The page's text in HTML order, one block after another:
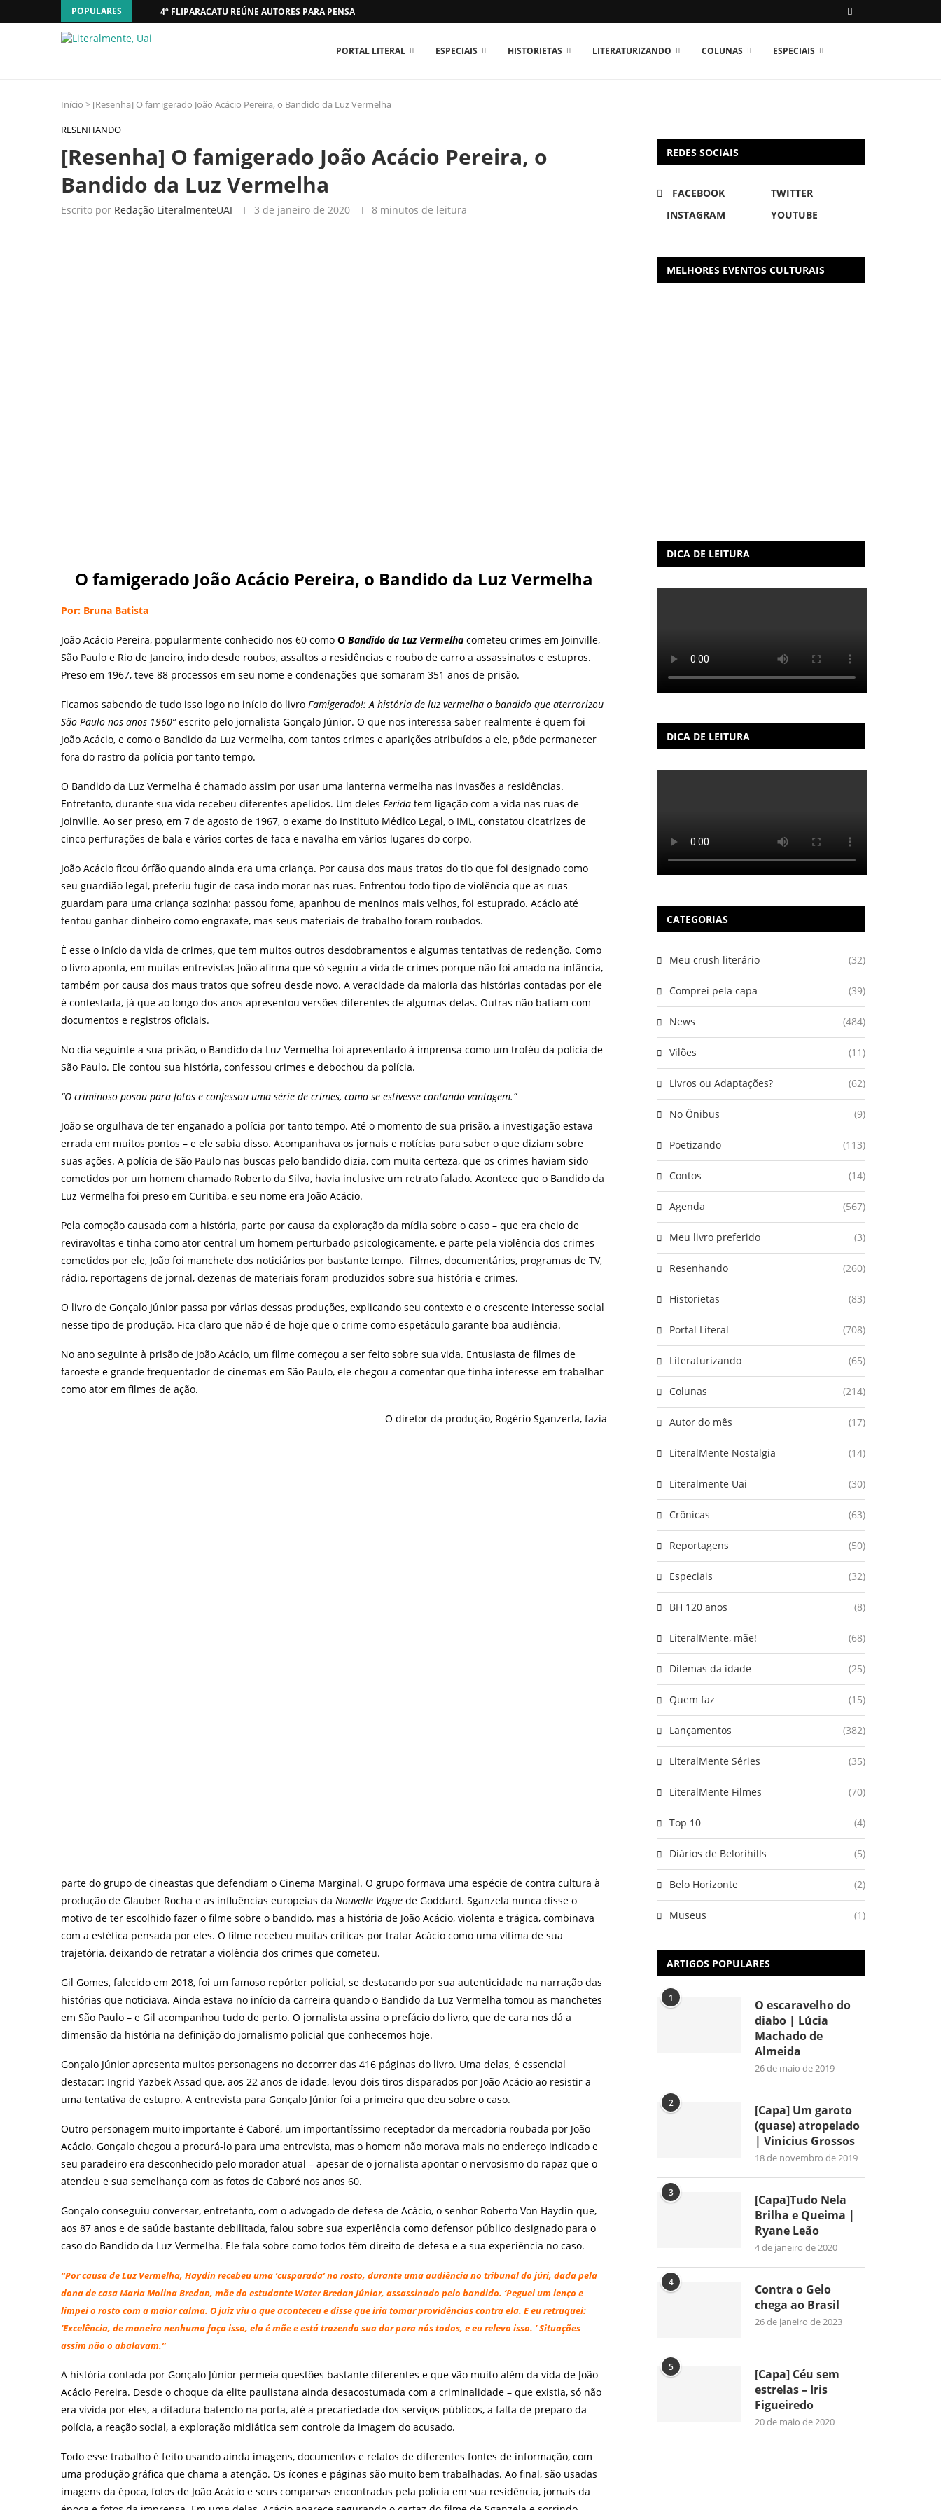
POPULARES 4º FLIPARACATU REÚNE AUTORES PARA PENSAR O MUNDO...
PORTAL LITERAL ESPECIAIS HISTORIETAS LITERATURIZANDO COLUNAS ESPECIAIS
Início > [Resenha] O famigerado João Acácio Pereira, o Bandido da Luz Vermelha
RESENHANDO
[Resenha] O famigerado João Acácio Pereira, o
Bandido da Luz Vermelha
Escrito por Redação LiteralmenteUAI 3 de janeiro de 2020 8 minutos de leitura
O famigerado João Acácio Pereira, o Bandido da Luz Vermelha
Por: Bruna Batista
João Acácio Pereira, popularmente conhecido nos 60 como O Bandido da Luz Vermelha cometeu crimes em Joinville,
São Paulo e Rio de Janeiro, indo desde roubos, assaltos a residências e roubo de carro a assassinatos e estupros.
Preso em 1967, teve 88 processos em seu nome e condenações que somaram 351 anos de prisão.
Ficamos sabendo de tudo isso logo no início do livro Famigerado!: A história de luz vermelha o bandido que aterrorizou
São Paulo nos anos 1960”escrito pelo jornalista Gonçalo Júnior. O que nos interessa saber realmente é quem foi
João Acácio, e como o Bandido da Luz Vermelha, com tantos crimes e aparições atribuídos a ele, pôde permanecer
fora do rastro da polícia por tanto tempo.
O Bandido da Luz Vermelha é chamado assim por usar uma lanterna vermelha nas invasões a residências.
Entretanto, durante sua vida recebeu diferentes apelidos. Um deles Ferida tem ligação com a vida nas ruas de
Joinville. Ao ser preso, em 7 de agosto de 1967, o exame do Instituto Médico Legal, o IML, constatou cicatrizes de
cinco perfurações de bala e vários cortes de faca e navalha em vários lugares do corpo.
João Acácio ficou órfão quando ainda era uma criança. Por causa dos maus tratos do tio que foi designado como
seu guardião legal, preferiu fugir de casa indo morar nas ruas. Enfrentou todo tipo de violência que as ruas
guardam para uma criança sozinha: passou fome, apanhou de meninos mais velhos, foi estuprado. Acácio até
tentou ganhar dinheiro como engraxate, mas seus materiais de trabalho foram roubados.
É esse o início da vida de crimes, que tem muitos outros desdobramentos e algumas tentativas de redenção. Como
o livro aponta, em muitas entrevistas João afirma que só seguiu a vida de crimes porque não foi amado na infância,
também por causa dos maus tratos que sofreu desde novo. A veracidade da maioria das histórias contadas por ele
é contestada, já que ao longo dos anos apresentou versões diferentes de algumas delas. Outras não batiam com
documentos e registros oficiais.
No dia seguinte a sua prisão, o Bandido da Luz Vermelha foi apresentado à imprensa como um troféu da polícia de
São Paulo. Ele contou sua história, confessou crimes e debochou da polícia.
“O criminoso posou para fotos e confessou uma série de crimes, como se estivesse contando vantagem.”
João se orgulhava de ter enganado a polícia por tanto tempo. Até o momento de sua prisão, a investigação estava
errada em muitos pontos – e ele sabia disso. Acompanhava os jornais e notícias para saber o que diziam sobre
suas ações. A polícia de São Paulo nas buscas pelo bandido dizia, com muita certeza, que os crimes haviam sido
cometidos por um homem chamado Roberto da Silva, havia inclusive um retrato falado. Acontece que o Bandido da
Luz Vermelha foi preso em Curitiba, e seu nome era João Acácio.
Pela comoção causada com a história, parte por causa da exploração da mídia sobre o caso – que era cheio de
reviravoltas e tinha como ator central um homem perturbado psicologicamente, e parte pela violência dos crimes
cometidos por ele, João foi manchete dos noticiários por bastante tempo. Filmes, documentários, programas de TV,
rádio, reportagens de jornal, dezenas de materiais foram produzidos sobre sua história e crimes.
O livro de Gonçalo Júnior passa por várias dessas produções, explicando seu contexto e o crescente interesse social
nesse tipo de produção. Fica claro que não é de hoje que o crime como espetáculo garante boa audiência.
No ano seguinte à prisão de João Acácio, um filme começou a ser feito sobre sua vida. Entusiasta de filmes de
faroeste e grande frequentador de cinemas em São Paulo, ele chegou a comentar que tinha interesse em trabalhar
como ator em filmes de ação.
O diretor da produção, Rogério Sganzerla, fazia
parte do grupo de cineastas que defendiam o Cinema Marginal. O grupo formava uma espécie de contra cultura à
produção de Glauber Rocha e as influências europeias da Nouvelle Vague de Goddard. Sganzela nunca disse o
motivo de ter escolhido fazer o filme sobre o bandido, mas a história de João Acácio, violenta e trágica, combinava
com a estética pensada por eles. O filme recebeu muitas críticas por tratar Acácio como uma vítima de sua
trajetória, deixando de retratar a violência dos crimes que cometeu.
Gil Gomes, falecido em 2018, foi um famoso repórter policial, se destacando por sua autenticidade na narração das
histórias que noticiava. Ainda estava no início da carreira quando o Bandido da Luz Vermelha tomou as manchetes
em São Paulo – e Gil acompanhou tudo de perto. O jornalista assina o prefácio do livro, que de cara nos dá a
dimensão da história na definição do jornalismo policial que conhecemos hoje.
Gonçalo Júnior apresenta muitos personagens no decorrer das 416 páginas do livro. Uma delas, é essencial
destacar: Ingrid Yazbek Assad que, aos 22 anos de idade, levou dois tiros disparados por João Acácio ao resistir a
uma tentativa de estupro. A entrevista para Gonçalo Júnior foi a primeira que deu sobre o caso.
Outro personagem muito importante é Caboré, um importantíssimo receptador da mercadoria roubada por João
Acácio. Gonçalo chegou a procurá-lo para uma entrevista, mas o homem não morava mais no endereço indicado e
seu paradeiro era desconhecido pelo morador atual – apesar de o jornalista apontar o nervosismo do rapaz que o
atendeu e sua semelhança com as fotos de Caboré nos anos 60.
Gonçalo conseguiu conversar, entretanto, com o advogado de defesa de Acácio, o senhor Roberto Von Haydin que,
aos 87 anos e de saúde bastante debilitada, falou sobre sua experiência como defensor público designado para o
caso do Bandido da Luz Vermelha. Ele fala sobre como todos têm direito de defesa e a sua experiência no caso.
“Por causa de Luz Vermelha, Haydin recebeu uma ‘cusparada’ no rosto, durante uma audiência no tribunal do júri, dada pela
dona de casa Maria Molina Bredan, mãe do estudante Water Bredan Júnior, assassinado pelo bandido. ‘Peguei um lenço e
limpei o rosto com a maior calma. O juiz viu o que aconteceu e disse que iria tomar providências contra ela. E eu retruquei:
‘Excelência, de maneira nenhuma faça isso, ela é mãe e está trazendo sua dor para nós todos, e eu relevo isso. ’ Situações
assim não o abalavam.”
A história contada por Gonçalo Júnior permeia questões bastante diferentes e que vão muito além da vida de João
Acácio Pereira. Desde o choque da elite paulistana ainda desacostumada com a criminalidade – que existia, só não
era vivida por eles, a ditadura batendo na porta, até a precariedade dos serviços públicos, a falta de preparo da
polícia, a reação social, a exploração midiática sem controle da imagem do acusado.
Todo esse trabalho é feito usando ainda imagens, documentos e relatos de diferentes fontes de informação, com
uma produção gráfica que chama a atenção. Os ícones e páginas são muito bem trabalhadas. Ao final, são usadas
imagens da época, fotos de João Acácio e seus comparsas encontradas pela polícia em sua residência, jornais da
REDES SOCIAIS
FACEBOOK
TWITTER
INSTAGRAM
YOUTUBE
MELHORES EVENTOS CULTURAIS
DICA DE LEITURA
DICA DE LEITURA
CATEGORIAS
Meu crush literário (32)
Comprei pela capa (39)
News (484)
Vilões (11)
Livros ou Adaptações? (62)
No Ônibus (9)
Poetizando (113)
Contos (14)
Agenda (567)
Meu livro preferido (3)
Resenhando (260)
Historietas (83)
Portal Literal (708)
Literaturizando (65)
Colunas (214)
Autor do mês (17)
LiteralMente Nostalgia (14)
Literalmente Uai (30)
Crônicas (63)
Reportagens (50)
Especiais (32)
BH 120 anos (8)
LiteralMente, mãe! (68)
Dilemas da idade (25)
Quem faz (15)
Lançamentos (382)
LiteralMente Séries (35)
LiteralMente Filmes (70)
Top 10 (4)
Diários de Belorihills (5)
Belo Horizonte (2)
Museus (1)
ARTIGOS POPULARES
1
O escaravelho do
diabo | Lúcia
Machado de
Almeida
26 de maio de 2019
2
[Capa] Um garoto
(quase) atropelado
| Vinicius Grossos
18 de novembro de 2019
3
[Capa]Tudo Nela
Brilha e Queima |
Ryane Leão
4 de janeiro de 2020
4
Contra o Gelo
chega ao Brasil
26 de janeiro de 2023
5
[Capa] Céu sem
estrelas – Iris
Figueiredo
20 de maio de 2020